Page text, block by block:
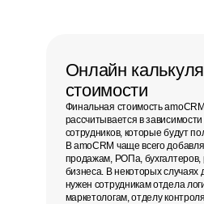
Онлайн
стоимости
Финальная стоимость
рассчитывается в
сотрудников, которые будут
В amoCRM чаще всего
продажам, РОПа, бухгалтеров,
бизнеса. В некоторых случаях
нужен сотрудникам отдела
маркетологам, отделу